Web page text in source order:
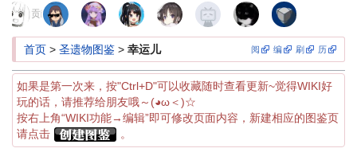
跳
到
导
跳
到
搜
页面贡献者 :
阅 编 刷 历
首页 > 圣遗物图鉴 > 幸运儿
如果是第一次来，按"Ctrl+D"可以收藏随时查看更新~觉得WIKI好
玩的话，请推荐给朋友哦～(◕ω＜)☆
按右上角“WIKI功能→编辑”即可修改页面内容，新建相应的图鉴页
请点击
。